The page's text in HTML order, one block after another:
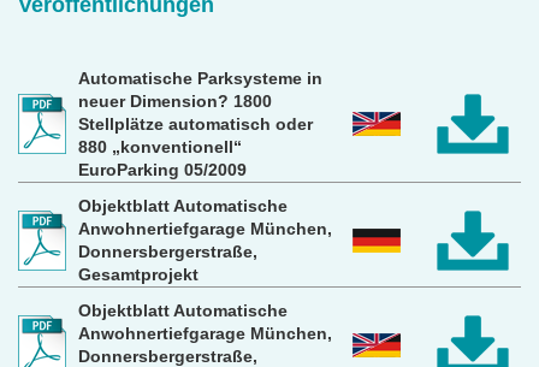
Veröffentlichungen
Automatische Parksysteme in
neuer Dimension? 1800
Stellplätze automatisch oder
880 „konventionell“
EuroParking 05/2009
Objektblatt Automatische
Anwohnertiefgarage München,
Donnersbergerstraße,
Gesamtprojekt
Objektblatt Automatische
Anwohnertiefgarage München,
Donnersbergerstraße,